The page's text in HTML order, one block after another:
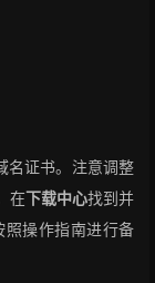
名证书。注意调整
在下载中心找到并
操作指南进行备